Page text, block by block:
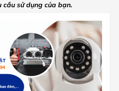
sử dụng của bạn.